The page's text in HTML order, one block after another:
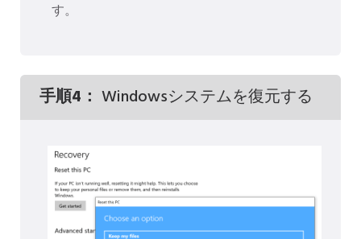
す。
手順4： Windowsシステムを復元する